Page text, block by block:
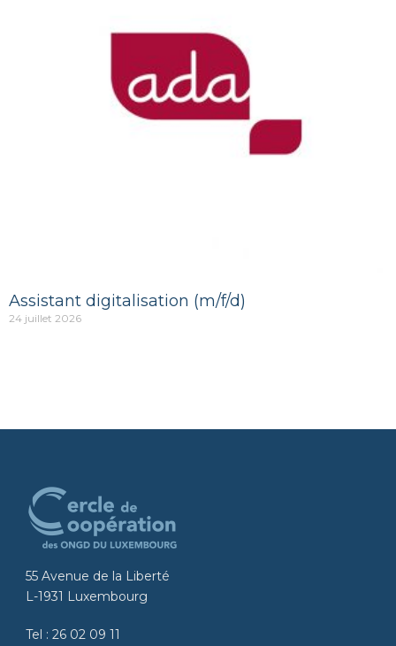
Assistant digitalisation (m/f/d)
24 juillet 2026
55 Avenue de la Liberté
L-1931 Luxembourg
Tel : 26 02 09 11